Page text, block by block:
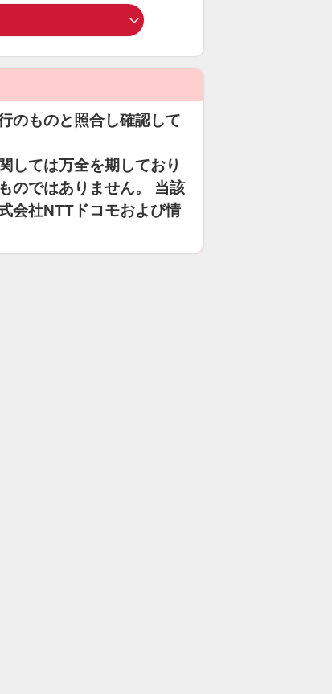
のものと照合し確認して
しては万全を期しており
のではありません。 当該
会社NTTドコモおよび情